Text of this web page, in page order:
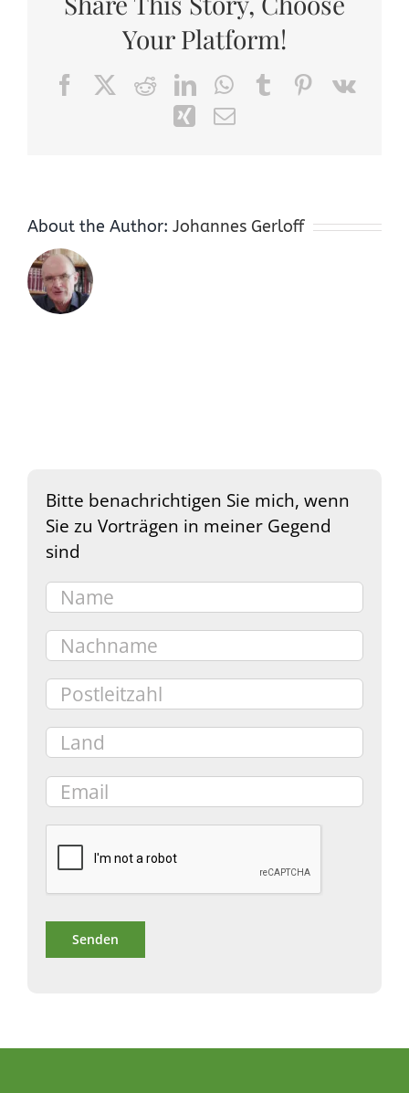
Your Platform!
FacebookRedditLinkedInWhatsApp
TumblrPinterest
Vk
XingEmail
About the Author: Johannes Gerloff
Bitte benachrichtigen Sie mich, wenn
Sie zu Vorträgen in meiner Gegend
sind